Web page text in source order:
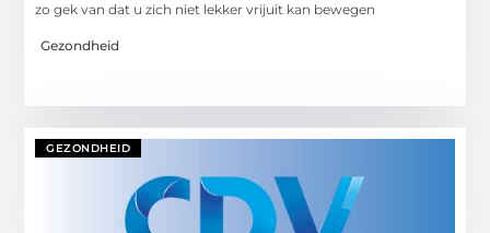
zo gek van dat u zich niet lekker vrijuit kan bewegen
Gezondheid
GEZONDHEID